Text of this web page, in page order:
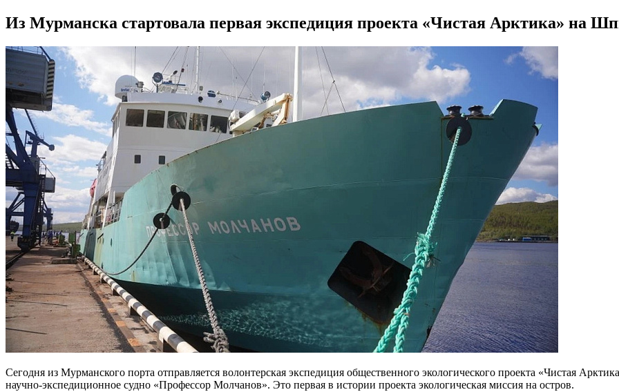
Из Мурманска стартовала первая экспедиция проекта «Чистая Арктика» на
Сегодня из Мурманского порта отправляется волонтерская экспедиция общественного экологического проекта «Чистая
научно-экспедиционное судно «Профессор Молчанов». Это первая в истории проекта экологическая миссия на остров.